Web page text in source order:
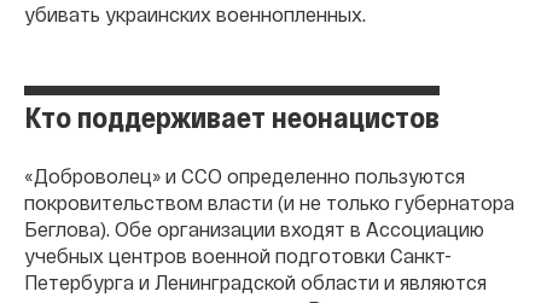
убивать украинских военнопленных.
Кто поддерживает неонацистов
«Доброволец» и ССО определенно пользуются
покровительством власти (и не только губернатора
Беглова). Обе организации входят в Ассоциацию
учебных центров военной подготовки Санкт-
Петербурга и Ленинградской области и являются